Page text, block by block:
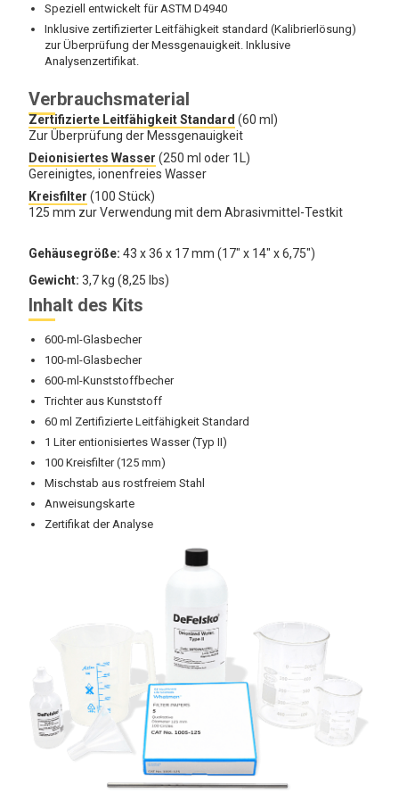
Speziell entwickelt für ASTM D4940
Inklusive zertifizierter Leitfähigkeit standard (Kalibrierlösung)
zur Überprüfung der Messgenauigkeit. Inklusive
Analysenzertifikat.
Verbrauchsmaterial
Zertifizierte Leitfähigkeit Standard (60 ml)
Zur Überprüfung der Messgenauigkeit
Deionisiertes Wasser (250 ml oder 1L)
Gereinigtes, ionenfreies Wasser
Kreisfilter (100 Stück)
125 mm zur Verwendung mit dem Abrasivmittel-Testkit
Gehäusegröße: 43 x 36 x 17 mm (17" x 14" x 6,75")
Gewicht: 3,7 kg (8,25 lbs)
Inhalt des Kits
600-ml-Glasbecher
100-ml-Glasbecher
600-ml-Kunststoffbecher
Trichter aus Kunststoff
60 ml Zertifizierte Leitfähigkeit Standard
1 Liter entionisiertes Wasser (Typ II)
100 Kreisfilter (125 mm)
Mischstab aus rostfreiem Stahl
Anweisungskarte
Zertifikat der Analyse